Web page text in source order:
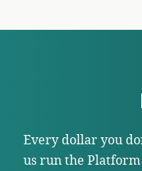
Every dollar you
us run the